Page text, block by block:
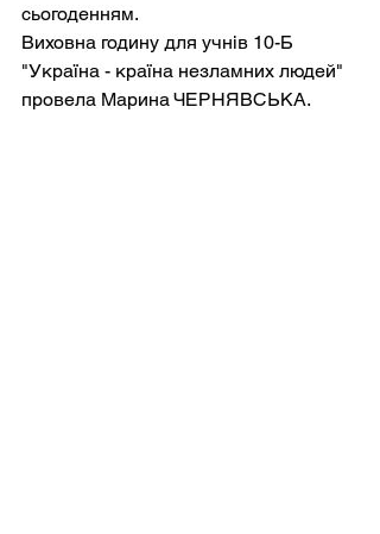
сьогоденням.
Виховна годину для учнів 10-Б
"Україна - країна незламних людей"
провела Марина ЧЕРНЯВСЬКА.